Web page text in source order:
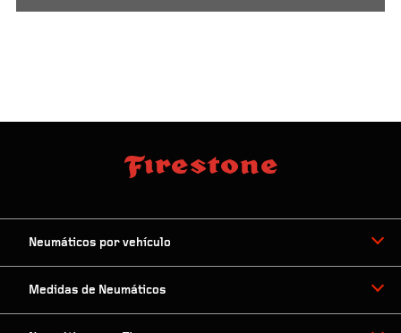
Neumáticos por vehículo
Medidas de Neumáticos